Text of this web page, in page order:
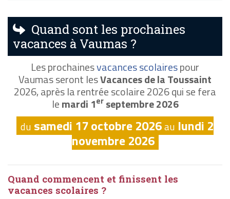
Quand sont les prochaines
vacances à Vaumas ?
Les prochainesvacances scolairespour
Vaumas seront lesVacances de la Toussaint
2026, après la rentrée scolaire 2026 qui se fera
lemardi 1erseptembre 2026
du samedi 17 octobre 2026au lundi 2
novembre 2026
Quand commencent et finissent les
vacances scolaires ?